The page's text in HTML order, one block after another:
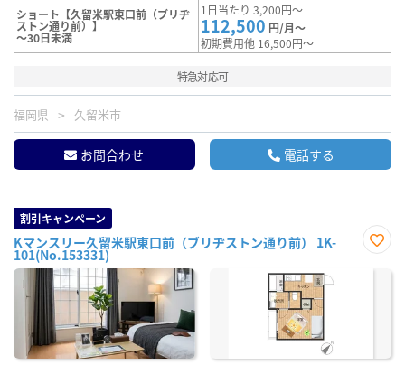
ショート【久留米駅東口前（ブリヂ
ストン通り前）】
～30日未満
1日当たり 3,200円～
112,500 円/月～
初期費用他 16,500円～
特急対応可
福岡県 久留米市
お問合わせ 電話する
割引キャンペーン
Kマンスリー久留米駅東口前（ブリヂストン通り前） 1K-
101(No.153331)
に入